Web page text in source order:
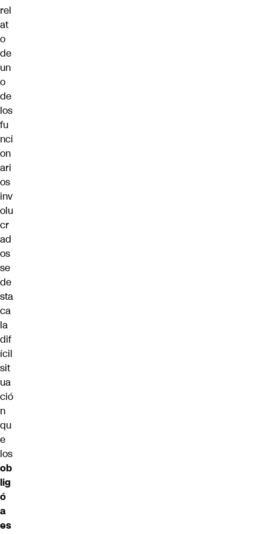
rel
at
o
de
un
o
de
los
fu
nci
on
ari
os
inv
olu
cr
ad
os
se
de
sta
ca
la
dif
ícil
sit
ua
ció
n
qu
e
los
ob
lig
ó
a
es